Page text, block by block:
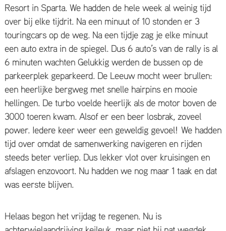
Resort in Sparta. We hadden de hele week al weinig tijd
over bij elke tijdrit. Na een minuut of 10 stonden er 3
touringcars op de weg. Na een tijdje zag je elke minuut
een auto extra in de spiegel. Dus 6 auto’s van de rally is al
6 minuten wachten Gelukkig werden de bussen op de
parkeerplek geparkeerd. De Leeuw mocht weer brullen:
een heerlijke bergweg met snelle hairpins en mooie
hellingen. De turbo voelde heerlijk als de motor boven de
3000 toeren kwam. Alsof er een beer losbrak, zoveel
power. Iedere keer weer een geweldig gevoel! We hadden
tijd over omdat de samenwerking navigeren en rijden
steeds beter verliep. Dus lekker vlot over kruisingen en
afslagen enzovoort. Nu hadden we nog maar 1 taak en dat
was eerste blijven.
Helaas begon het vrijdag te regenen. Nu is